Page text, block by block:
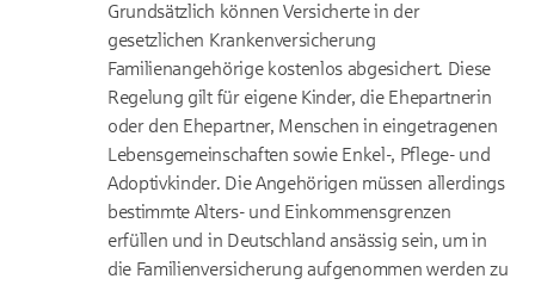
Grundsätzlich können Versicherte in der
gesetzlichen Krankenversicherung
Familienangehörige kostenlos abgesichert. Diese
Regelung gilt für eigene Kinder, die Ehepartnerin
oder den Ehepartner, Menschen in eingetragenen
Lebensgemeinschaften sowie Enkel-, Pflege- und
Adoptivkinder. Die Angehörigen müssen allerdings
bestimmte Alters- und Einkommensgrenzen
erfüllen und in Deutschland ansässig sein, um in
die Familienversicherung aufgenommen werden zu